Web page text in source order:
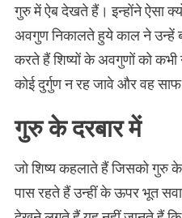
गुरु में ऐब देखते हैं। इन्होंने ऐसा
अवगुण निकालते हुये काल ने उन्हें
करते हैं शिष्यों के अवगुणों को
कोई दुर्गुण न रह जावे और वह साफ
गुरु के दरबार में
जो शिष्य कहलाते हैं जिसको गुरु
पास रहते हैं उन्हीं के ऊपर भूत